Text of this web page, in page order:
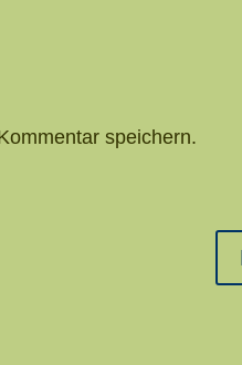
speichern.